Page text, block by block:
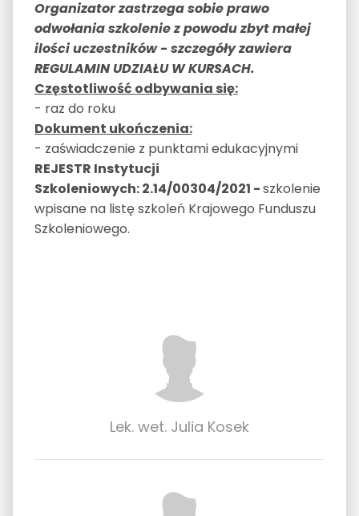
Organizator zastrzega sobie prawo
odwołania szkolenie z powodu zbyt małej
ilości uczestników - szczegóły zawiera
REGULAMIN UDZIAŁU W KURSACH.
Częstotliwość odbywania się:
- raz do roku
Dokument ukończenia:
- zaświadczenie z punktami edukacyjnymi
REJESTR Instytucji
Szkoleniowych:2.14/00304/2021 -szkolenie
wpisane na listę szkoleń Krajowego Funduszu
Szkoleniowego.
Lek. wet. Julia Kosek